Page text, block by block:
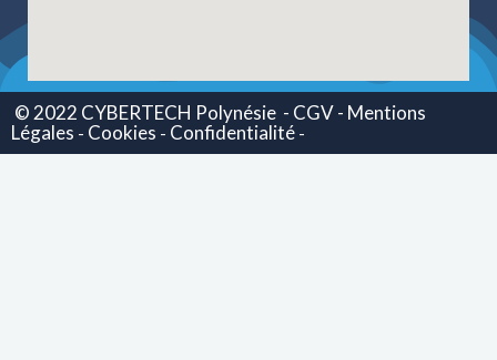
© 2022 CYBERTECH Polynésie - CGV - Mentions
Légales - Cookies - Confidentialité -